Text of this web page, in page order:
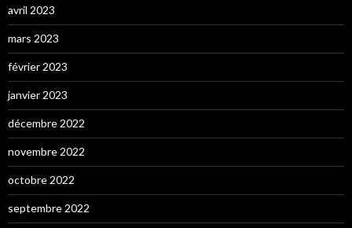
avril 2023
mars 2023
février 2023
janvier 2023
décembre 2022
novembre 2022
octobre 2022
septembre 2022